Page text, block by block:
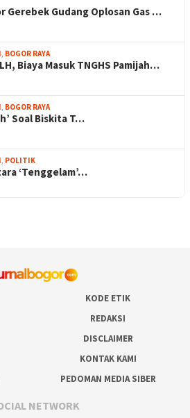
Gerebek Gudang Oplosan Gas …
, BOGOR RAYA
Biaya Masuk TNGHS Pamijah…
, BOGOR RAYA
Soal Biskita T…
, POLITIK
‘Tenggelam’…
KODE ETIK
REDAKSI
DISCLAIMER
KONTAK KAMI
PEDOMAN MEDIA SIBER
NETWORK